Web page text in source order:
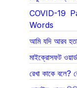
COVID-19
Words
আমি যদি আরব
মাইক্রোসফট
রেখা কাকে বলে?